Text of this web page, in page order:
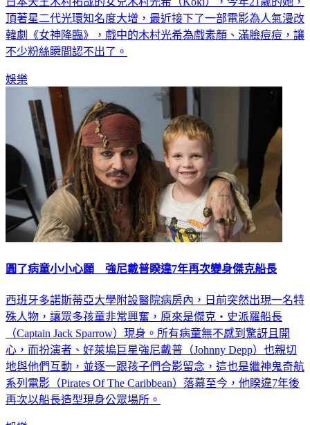
頂著星二代光環知名度大增，最近接下了一部電影為人氣漫改
韓劇《女神降臨》，戲中的木村光希為戲素顏、滿臉痘痘，讓
不少粉絲瞬間認不出了。
娛樂
圓了病童小小心願 強尼戴普睽違7年再次變身傑克船長
西班牙多諾斯蒂亞大學附設醫院病房內，日前突然出現一名特
殊人物，讓眾多孩童非常興奮，原來是傑克・史派羅船長
（Captain Jack Sparrow）現身。所有病童無不感到驚訝且開
心，而扮演者、好萊塢巨星強尼戴普（Johnny Depp）也親切
地與他們互動，並逐一跟孩子們合影留念，這也是繼神鬼奇航
系列電影（Pirates Of The Caribbean）落幕至今，他睽違7年後
再次以船長造型現身公眾場所。